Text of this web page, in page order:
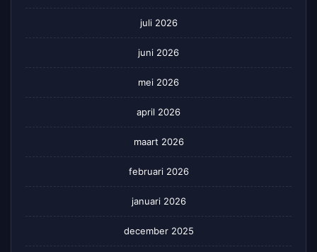
juli 2026
juni 2026
mei 2026
april 2026
maart 2026
februari 2026
januari 2026
december 2025